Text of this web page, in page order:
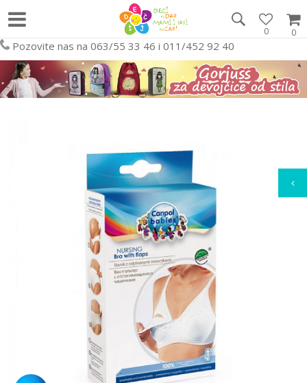
0
0
Pozovite nas na 063/55 33 46 i 011/452 92 40